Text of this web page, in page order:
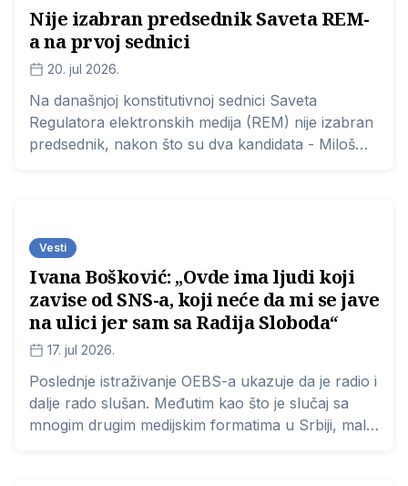
zaustavljen.
Nije izabran predsednik Saveta REM-
a na prvoj sednici
20. jul 2026.
Na današnjoj konstitutivnoj sednici Saveta
Regulatora elektronskih medija (REM) nije izabran
predsednik, nakon što su dva kandidata - Miloš
Vesti
Ivana Bošković: „Ovde ima ljudi koji
zavise od SNS-a, koji neće da mi se jave
na ulici jer sam sa Radija Sloboda“
17. jul 2026.
Poslednje istraživanje OEBS-a ukazuje da je radio i
dalje rado slušan. Međutim kao što je slučaj sa
mnogim drugim medijskim formatima u Srbiji, malo